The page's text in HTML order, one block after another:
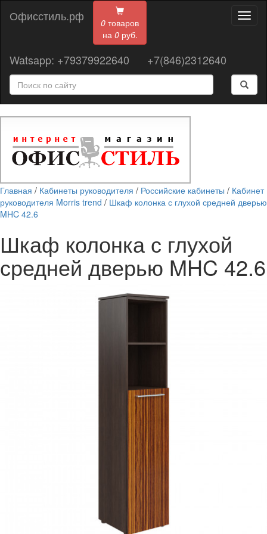
0 товаров
на 0руб.
Офисстиль.рф
Watsapp: +79379922640 +7(846)2312640
Главная / Кабинеты руководителя / Российские кабинеты / Кабинет
руководителя Morris trend / Шкаф колонка с глухой средней дверью
MHC 42.6
Шкаф колонка с глухой
средней дверью MHC 42.6